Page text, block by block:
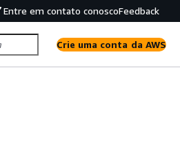
Entre em contato conoscoFeedback
Crie uma conta da AWS